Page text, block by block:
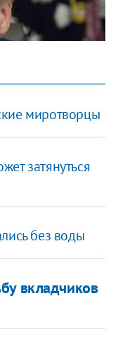
миротворцы
затянуться
без воды
вкладчиков